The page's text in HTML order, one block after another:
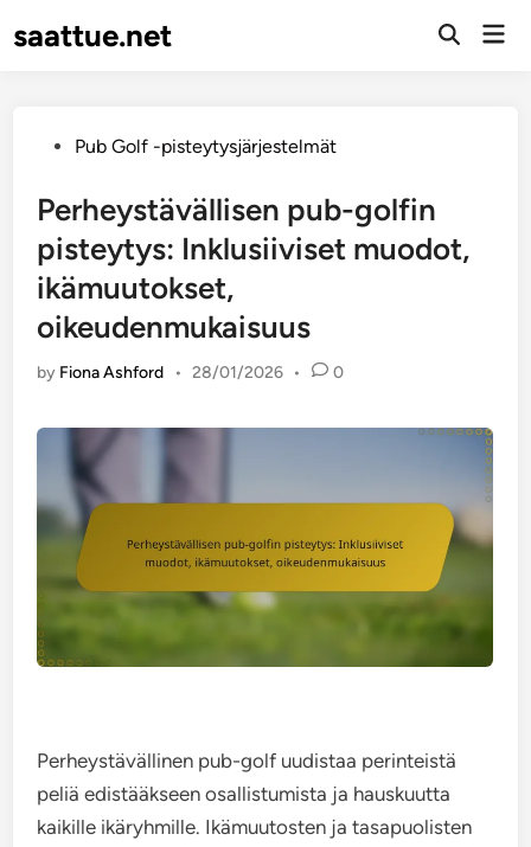
tosaattue.net
Open
PostedPub Golf -pisteytysjärjestelmät
Perheystävällisen pub-golfin
pisteytys: Inklusiiviset muodot,
ikämuutokset,
oikeudenmukaisuus
by Fiona Ashford • 28/01/2026 • 0
Perheystävällinen pub-golf uudistaa perinteistä
peliä edistääkseen osallistumista ja hauskuutta
kaikille ikäryhmille. Ikämuutosten ja tasapuolisten